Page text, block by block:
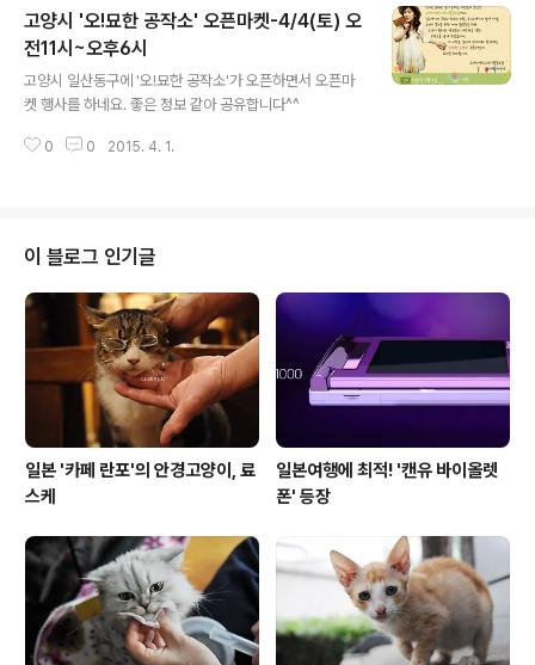
그저 아사쿠사의 논 그림으로 보이겠지만, 심지어 제목에
도고양이에 대한 말은 일언반구도 없지만, 고양이를 좋아
하는 사람 눈에는 '고양이 판화'로 보인다. 보는 이가 그림
속 어느 곳에 마음을 두는가에 따라 그림의 주제가 달리 느
도 그렇다. 누군가에게는 고양이 사진집이고, 누군가에게
고양시 '오!묘한 공작소' 오픈마켓-4/4(토) 오
전11시~오후6시
고양시 일산동구에 '오!묘한 공작소'가 오픈하면서 오픈마
켓 행사를 하네요. 좋은 정보 같아 공유합니다^^
0 0 2015. 4. 1.
이 블로그 인기글
일본 '카페 란포'의 안경고양이, 료
스케
일본여행에 최적! '캔유 바이올렛
폰' 등장